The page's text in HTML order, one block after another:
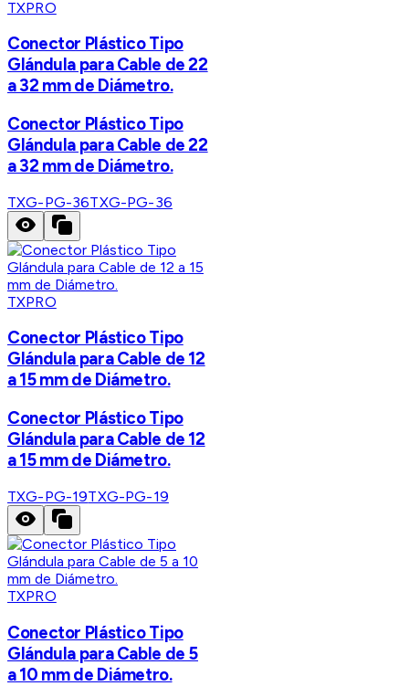
TXPRO
Conector Plástico Tipo
Glándula para Cable de 22
a 32 mm de Diámetro.
Conector Plástico Tipo
Glándula para Cable de 22
a 32 mm de Diámetro.
TXG-PG-36TXG-PG-36
TXPRO
Conector Plástico Tipo
Glándula para Cable de 12
a 15 mm de Diámetro.
Conector Plástico Tipo
Glándula para Cable de 12
a 15 mm de Diámetro.
TXG-PG-19TXG-PG-19
TXPRO
Conector Plástico Tipo
Glándula para Cable de 5
a 10 mm de Diámetro.